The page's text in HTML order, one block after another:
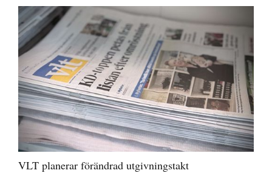
VLT planerar förändrad utgivningstakt